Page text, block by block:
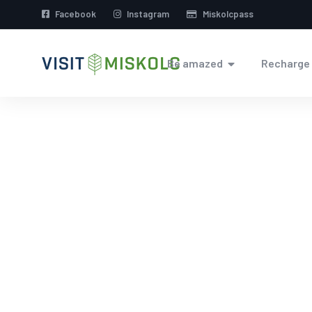
Facebook Instagram Miskolcpass
Be amazed Recharge